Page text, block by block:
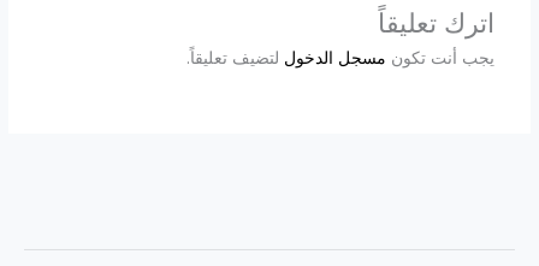
اترك تعليقاً
يجب أنت تكون مسجل الدخول لتضيف تعليقاً.